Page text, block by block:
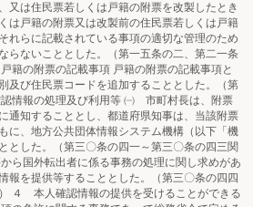
又は住民票若しくは戸籍の附票を改製したとき
は戸籍の附票又は改製前の住民票若しくは戸籍
れらに記載されている事項の適切な管理のため
らないこととした。（第一五条の二、第二一条
籍の附票の記載事項 戸籍の附票の記載事項と
及び住民票コードを追加することとした。（第
情報の処理及び利用等 ㈠ 市町村長は、附票
通知することとし、都道府県知事は、当該附票
に、地方公共団体情報システム機構（以下「機
とした。（第三〇条の四一～第三〇条の四三関
ら国外転出者に係る事務の処理に関し求めがあ
報を提供等することとした。（第三〇条の四四
４ 本人確認情報の提供を受けることができる